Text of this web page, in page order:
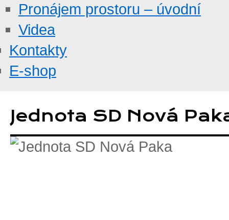
Pronájem prostoru – úvodní
Videa
Kontakty
E-shop
obsahu
webu
Jednota SD Nová